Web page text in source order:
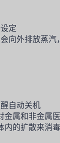
定
向外排放蒸汽
自动关机
属和非金属
的扩散来消